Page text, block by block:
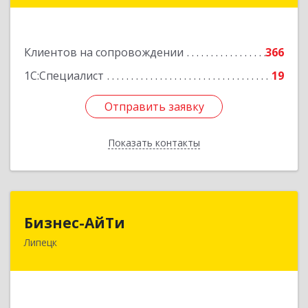
Клиентов на сопровождении
366
1С:Специалист
19
Отправить заявку
Показать контакты
Отправить заявку
Назад
Бизнес-АйТи
Липецк
398008, Липецкая обл, Липецк г, 50 лет НЛМК